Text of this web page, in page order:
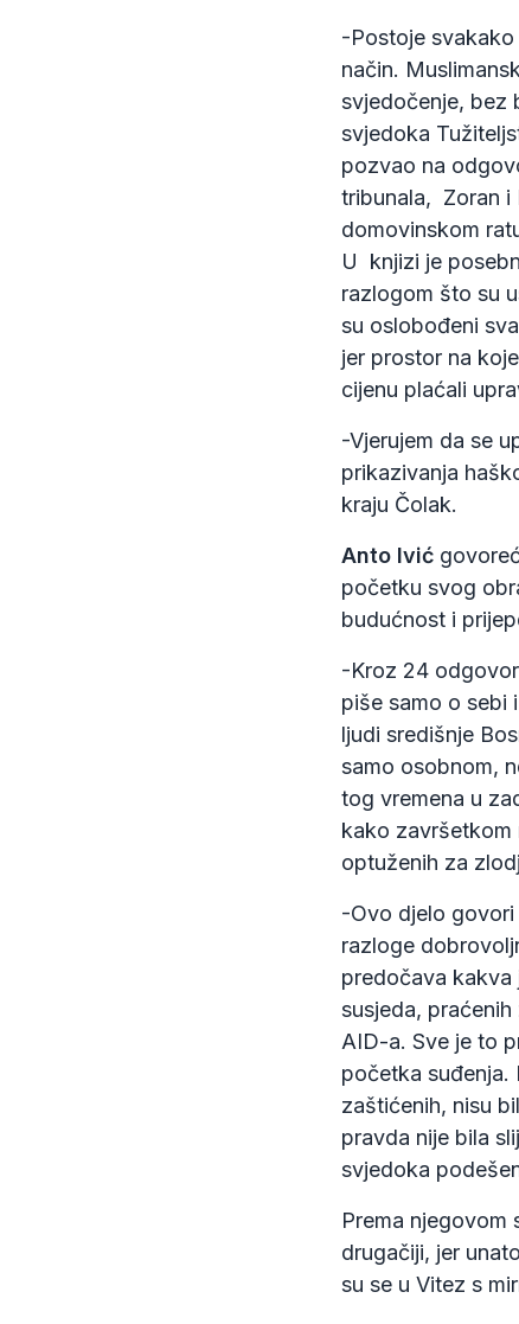
-Postoje
način.
svjedočenje, bez
svjedoka
pozvao na
tribunala, Zoran i
domovinskom
U knjizi je
razlogom što su
su oslobođeni
jer prostor na
cijenu plaćali
-Vjerujem da se
prikazivanja
kraju Čolak.
Anto Ivić
početku svog
budućnost i
-Kroz 24
piše samo o sebi
ljudi središnje
samo osobnom,
tog vremena u
kako završetkom
optuženih za
-Ovo djelo
razloge
predočava kakva
susjeda,
AID-a. Sve je to
početka
zaštićenih, nisu
pravda nije bila
svjedoka
Prema njegovom
drugačiji, jer
su se u Vitez s